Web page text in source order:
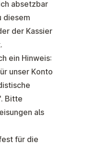
absetzbar
diesem
der Kassier
ein Hinweis:
unser Konto
Bitte
als
für die